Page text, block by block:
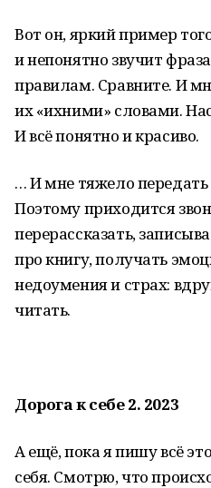
Вот он, яркий пример
и непонятно звучит
правилам. Сравните. И
их «ихними» словами.
И всё понятно и красиво.
… И мне тяжело
Поэтому приходится
перерассказать,
про книгу, получать
недоумения и страх:
читать.
Дорога к себе 2. 2023
А ещё, пока я пишу всё
себя. Смотрю, что